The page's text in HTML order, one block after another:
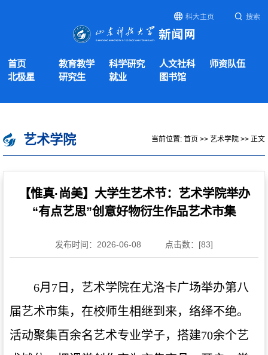
科大主页 搜索
首页 教育教学 科学研究 人文社科
师资队伍
北极星
研究生 就业 图书馆
艺术学院 当前位置: 首页 >> 艺术学院 >> 正文
【惟真·尚美】大学生艺术节：艺术学院举办
“有点艺思”创意好物衍生作品艺术市集
发布时间：2026-06-08 点击数：[83]
6月7日，艺术学院在尤洛卡广场举办第八
届艺术市集，在校师生相继到来，络绎不绝。
活动聚集百余名艺术专业学子，搭建70余个艺